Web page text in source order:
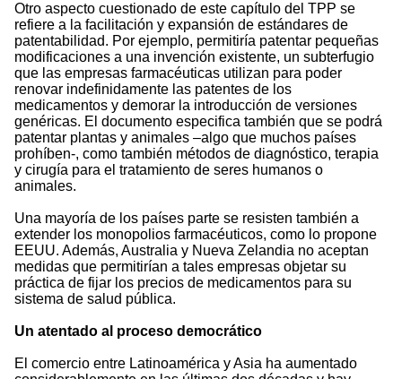
Otro aspecto cuestionado de este capítulo del TPP se
refiere a la facilitación y expansión de estándares de
patentabilidad. Por ejemplo, permitiría patentar pequeñas
modificaciones a una invención existente, un subterfugio
que las empresas farmacéuticas utilizan para poder
renovar indefinidamente las patentes de los
medicamentos y demorar la introducción de versiones
genéricas. El documento especifica también que se podrá
patentar plantas y animales –algo que muchos países
prohíben-, como también métodos de diagnóstico, terapia
y cirugía para el tratamiento de seres humanos o
animales.
Una mayoría de los países parte se resisten también a
extender los monopolios farmacéuticos, como lo propone
EEUU. Además, Australia y Nueva Zelandia no aceptan
medidas que permitirían a tales empresas objetar su
práctica de fijar los precios de medicamentos para su
sistema de salud pública.
Un atentado al proceso democrático
El comercio entre Latinoamérica y Asia ha aumentado